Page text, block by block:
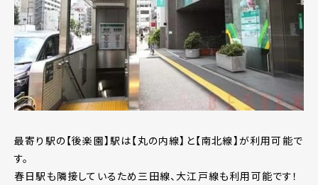
最寄り駅の【後楽園】駅は【丸の内線】と【南北線】が利用可能で
す。
春日駅も隣接しているため三田線、大江戸線も利用可能です！